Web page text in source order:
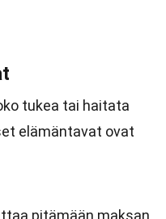
tukea tai haitata
elämäntavat ovat
pitämään maksan